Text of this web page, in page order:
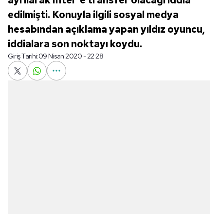
edilmişti. Konuyla ilgili sosyal medya
hesabından açıklama yapan yıldız oyuncu,
iddialara son noktayı koydu.
Giriş Tarihi:09 Nisan 2020 - 22:28